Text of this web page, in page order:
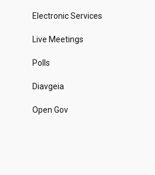
Electronic Services
Live Meetings
Polls
Diavgeia
Open Gov